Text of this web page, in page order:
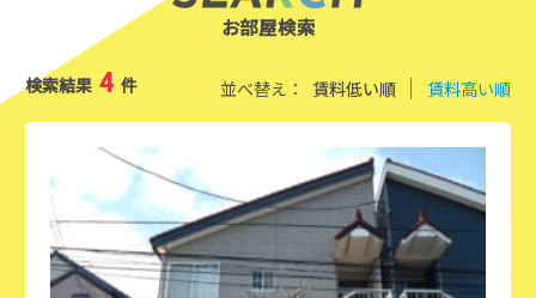
お部屋検索
検索結果 4 件 並べ替え： 賃料低い順 賃料高い順